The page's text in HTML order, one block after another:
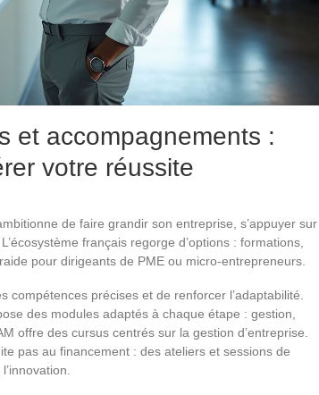
et accompagnements :
votre réussite
de faire grandir son entreprise, s’appuyer sur
français regorge d’options : formations,
pour dirigeants de PME ou micro-entrepreneurs.
compétences précises et de renforcer l’adaptabilité.
des modules adaptés à chaque étape : gestion,
offre des cursus centrés sur la gestion d’entreprise.
pas au financement : des ateliers et sessions de